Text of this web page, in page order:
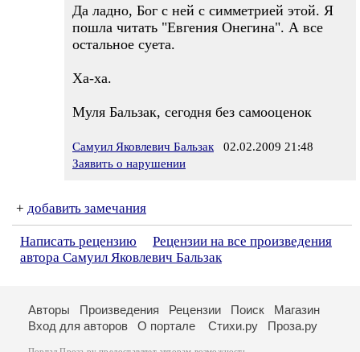
Да ладно, Бог с ней с симметрией этой. Я
пошла читать "Евгения Онегина". А все
остальное суета.
Ха-ха.
Муля Бальзак, сегодня без самооценок
Самуил Яковлевич Бальзак 02.02.2009 21:48
Заявить о нарушении
+ добавить замечания
Написать рецензию
Рецензии на все произведения
автора Самуил Яковлевич Бальзак
Авторы Произведения Рецензии Поиск
Магазин
Вход для авторов
О портале Стихи.ру Проза.ру